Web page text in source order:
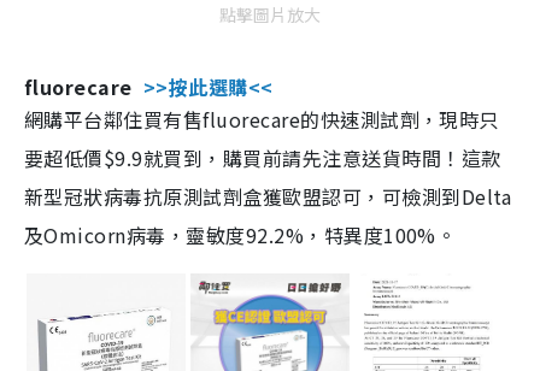
點擊圖片放大
fluorecare >>按此選購<<
網購平台鄰住買有售fluorecare的快速測試劑，現時只
要超低價$9.9就買到，購買前請先注意送貨時間！這款
新型冠狀病毒抗原測試劑盒獲歐盟認可，可檢測到Delta
及Omicorn病毒，靈敏度92.2%，特異度100%。